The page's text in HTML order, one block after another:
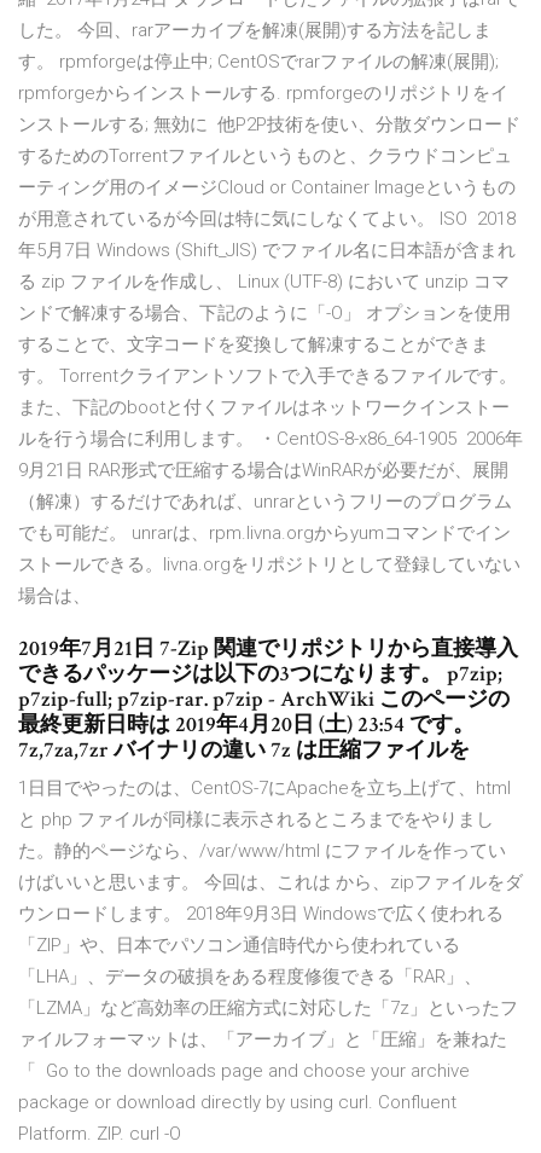
した。 今回、rarアーカイブを解凍(展開)する方法を記しま
す。 rpmforgeは停止中; CentOSでrarファイルの解凍(展開);
rpmforgeからインストールする. rpmforgeのリポジトリをイ
ンストールする; 無効に 他P2P技術を使い、分散ダウンロード
するためのTorrentファイルというものと、クラウドコンピュ
ーティング用のイメージCloud or Container Imageというもの
が用意されているが今回は特に気にしなくてよい。 ISO 2018
年5月7日 Windows (Shift_JIS) でファイル名に日本語が含まれ
る zip ファイルを作成し、 Linux (UTF-8) において unzip コマ
ンドで解凍する場合、下記のように「-O」 オプションを使用
することで、文字コードを変換して解凍することができま
す。 Torrentクライアントソフトで入手できるファイルです。
また、下記のbootと付くファイルはネットワークインストー
ルを行う場合に利用します。 ・CentOS-8-x86_64-1905 2006年
9月21日 RAR形式で圧縮する場合はWinRARが必要だが、展開
（解凍）するだけであれば、unrarというフリーのプログラム
でも可能だ。 unrarは、rpm.livna.orgからyumコマンドでイン
ストールできる。livna.orgをリポジトリとして登録していない
場合は、
2019年7月21日 7-Zip 関連でリポジトリから直接導入
できるパッケージは以下の3つになります。 p7zip;
p7zip-full; p7zip-rar. p7zip - ArchWiki このページの
最終更新日時は 2019年4月20日 (土) 23:54 です。
7z,7za,7zr バイナリの違い 7z は圧縮ファイルを
1日目でやったのは、CentOS-7にApacheを立ち上げて、html
と php ファイルが同様に表示されるところまでをやりまし
た。静的ページなら、/var/www/html にファイルを作ってい
けばいいと思います。 今回は、これは から、zipファイルをダ
ウンロードします。 2018年9月3日 Windowsで広く使われる
「ZIP」や、日本でパソコン通信時代から使われている
「LHA」、データの破損をある程度修復できる「RAR」、
「LZMA」など高効率の圧縮方式に対応した「7z」といったフ
ァイルフォーマットは、「アーカイブ」と「圧縮」を兼ねた
「 Go to the downloads page and choose your archive
package or download directly by using curl. Confluent
Platform. ZIP. curl -O